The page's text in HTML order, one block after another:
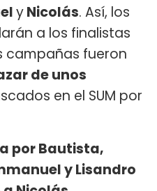
yNicolás. Así, los
a los finalistas
campañas fueron
de unos
en el SUM por
por Bautista,
y Lisandro